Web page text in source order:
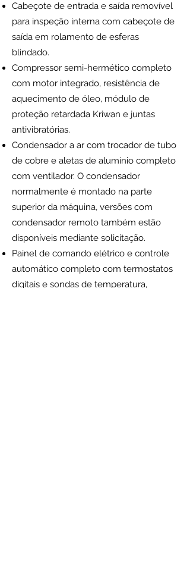
Cabeçote de entrada e saída removível
para inspeção interna com cabeçote de
saída em rolamento de esferas
blindado.
Compressor semi-hermético completo
com motor integrado, resistência de
aquecimento de óleo, módulo de
proteção retardada Kriwan e juntas
antivibratórias.
Condensador a ar com trocador de tubo
de cobre e aletas de alumínio completo
com ventilador. O condensador
normalmente é montado na parte
superior da máquina, versões com
condensador remoto também estão
disponíveis mediante solicitação.
Painel de comando elétrico e controle
automático completo com termostatos
digitais e sondas de temperatura,